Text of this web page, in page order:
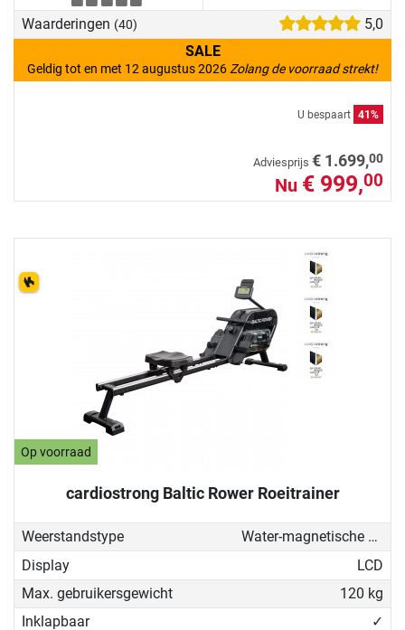
Waarderingen (40)
5,0
SALE
Geldig tot en met 12 augustus 2026 Zolang de voorraad strekt!
U bespaart 41%
Adviesprijs € 1.699,00
Nu € 999,00
Op voorraad
cardiostrong Baltic Rower Roeitrainer
Weerstandstype
Water-magnetische weerstand
Display
LCD
Max. gebruikersgewicht
120 kg
Inklapbaar
✓